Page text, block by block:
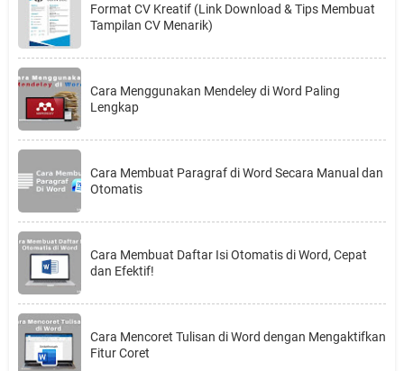
Format CV Kreatif (Link Download & Tips Membuat
Tampilan CV Menarik)
Cara Menggunakan Mendeley di Word Paling
Lengkap
Cara Membuat Paragraf di Word Secara Manual dan
Otomatis
Cara Membuat Daftar Isi Otomatis di Word, Cepat
dan Efektif!
Cara Mencoret Tulisan di Word dengan Mengaktifkan
Fitur Coret